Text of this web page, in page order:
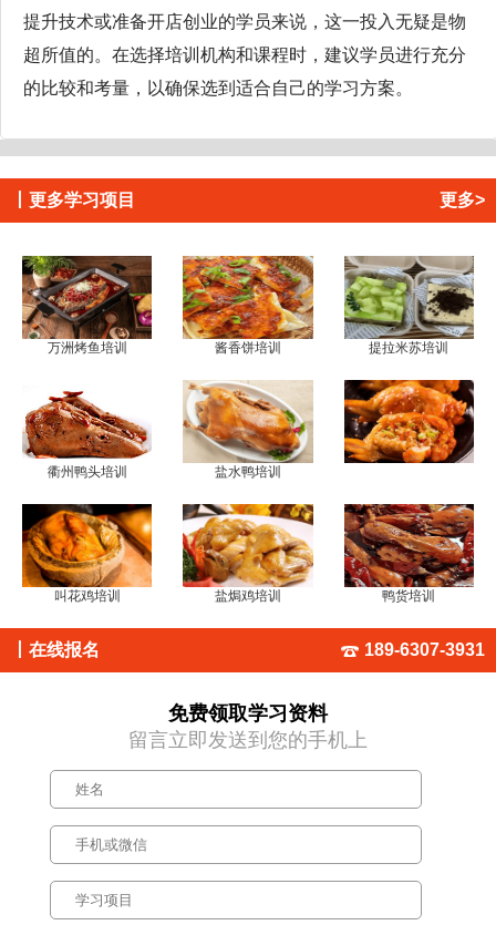
提升技术或准备开店创业的学员来说，这一投入无疑是物
超所值的。在选择培训机构和课程时，建议学员进行充分
的比较和考量，以确保选到适合自己的学习方案。
更多学习项目 更多>
万洲烤鱼培训 酱香饼培训 提拉米苏培训
衢州鸭头培训 盐水鸭培训
叫花鸡培训 盐焗鸡培训 鸭货培训
在线报名 189-6307-3931
免费领取学习资料
留言立即发送到您的手机上